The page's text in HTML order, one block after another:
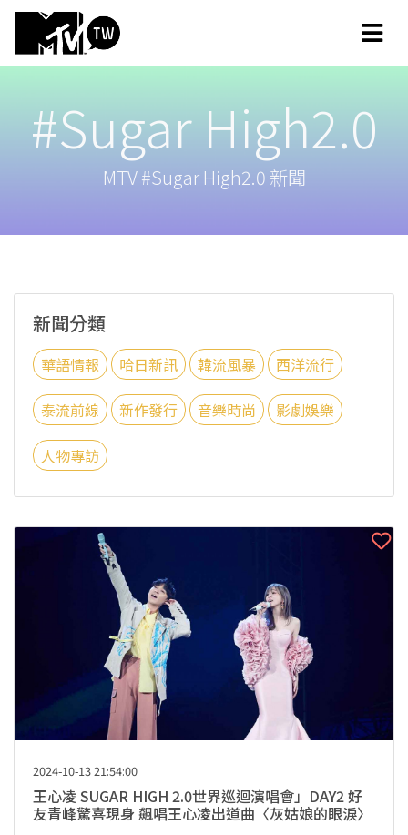
#Sugar High2.0
MTV #Sugar High2.0 新聞
新聞分類
華語情報 哈日新訊 韓流風暴 西洋流行
泰流前線 新作發行 音樂時尚 影劇娛樂
人物專訪
2024-10-13 21:54:00
王心凌 SUGAR HIGH 2.0世界巡迴演唱會」DAY2 好
友青峰驚喜現身 飆唱王心凌出道曲〈灰姑娘的眼淚〉